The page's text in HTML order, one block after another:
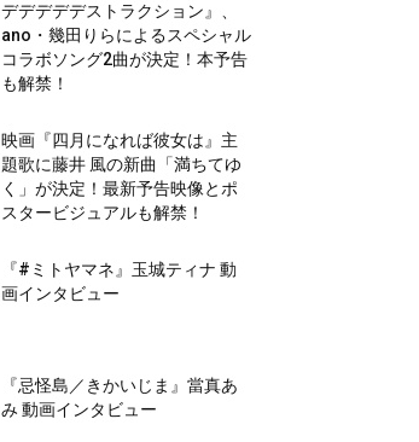
デデデデデストラクション』、
ano・幾田りらによるスペシャル
コラボソング2曲が決定！本予告
も解禁！
映画『四月になれば彼女は』主
題歌に藤井 風の新曲「満ちてゆ
く」が決定！最新予告映像とポ
スタービジュアルも解禁！
『#ミトヤマネ』玉城ティナ 動
画インタビュー
『忌怪島／きかいじま』當真あ
み 動画インタビュー